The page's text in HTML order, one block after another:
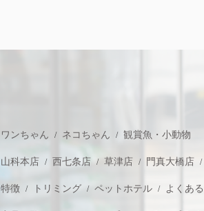
ワンちゃん ネコちゃん 観賞魚・小動物
山科本店 西七条店 草津店 門真大橋店
特徴 トリミング ペットホテル よくあ